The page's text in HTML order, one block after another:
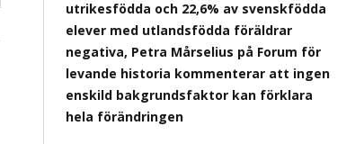
utrikesfödda och 22,6% av svenskfödda
elever med utlandsfödda föräldrar
negativa, Petra Mårselius på Forum för
levande historia kommenterar att ingen
enskild bakgrundsfaktor kan förklara
hela förändringen